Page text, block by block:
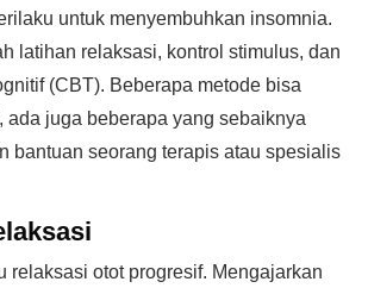
untuk menyembuhkan insomnia.
latihan relaksasi, kontrol stimulus, dan
(CBT). Beberapa metode bisa
ada juga beberapa yang sebaiknya
bantuan seorang terapis atau spesialis
relaksasi otot progresif. Mengajarkan